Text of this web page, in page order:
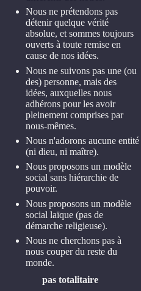
Nous ne prétendons pas
détenir quelque vérité
absolue, et sommes toujours
ouverts à toute remise en
cause de nos idées.
Nous ne suivons pas une (ou
des) personne, mais des
idées, auxquelles nous
adhérons pour les avoir
pleinement comprises par
nous-mêmes.
Nous n'adorons aucune entité
(ni dieu, ni maître).
Nous proposons un modèle
social sans hiérarchie de
pouvoir.
Nous proposons un modèle
social laïque (pas de
démarche religieuse).
Nous ne cherchons pas à
nous couper du reste du
monde.
pas totalitaire